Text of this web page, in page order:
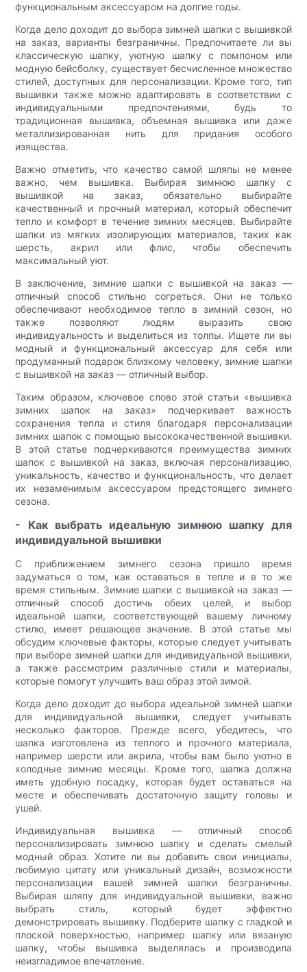
функциональным аксессуаром на долгие годы.
Когда дело доходит до выбора зимней шапки с вышивкой
на заказ, варианты безграничны. Предпочитаете ли вы
классическую шапку, уютную шапку с помпоном или
модную бейсболку, существует бесчисленное множество
стилей, доступных для персонализации. Кроме того, тип
вышивки также можно адаптировать в соответствии с
индивидуальными предпочтениями, будь то
традиционная вышивка, объемная вышивка или даже
металлизированная нить для придания особого
изящества.
Важно отметить, что качество самой шляпы не менее
важно, чем вышивка. Выбирая зимнюю шапку с
вышивкой на заказ, обязательно выбирайте
качественный и прочный материал, который обеспечит
тепло и комфорт в течение зимних месяцев. Выбирайте
шапки из мягких изолирующих материалов, таких как
шерсть, акрил или флис, чтобы обеспечить
максимальный уют.
В заключение, зимние шапки с вышивкой на заказ —
отличный способ стильно согреться. Они не только
обеспечивают необходимое тепло в зимний сезон, но
также позволяют людям выразить свою
индивидуальность и выделиться из толпы. Ищете ли вы
модный и функциональный аксессуар для себя или
продуманный подарок близкому человеку, зимние шапки
с вышивкой на заказ — отличный выбор.
Таким образом, ключевое слово этой статьи «вышивка
зимних шапок на заказ» подчеркивает важность
сохранения тепла и стиля благодаря персонализации
зимних шапок с помощью высококачественной вышивки.
В этой статье подчеркиваются преимущества зимних
шапок с вышивкой на заказ, включая персонализацию,
уникальность, качество и функциональность, что делает
их незаменимым аксессуаром предстоящего зимнего
сезона.
- Как выбрать идеальную зимнюю шапку для
индивидуальной вышивки
С приближением зимнего сезона пришло время
задуматься о том, как оставаться в тепле и в то же
время стильным. Зимние шапки с вышивкой на заказ —
отличный способ достичь обеих целей, и выбор
идеальной шапки, соответствующей вашему личному
стилю, имеет решающее значение. В этой статье мы
обсудим ключевые факторы, которые следует учитывать
при выборе зимней шапки для индивидуальной вышивки,
а также рассмотрим различные стили и материалы,
которые помогут улучшить ваш образ этой зимой.
Когда дело доходит до выбора идеальной зимней шапки
для индивидуальной вышивки, следует учитывать
несколько факторов. Прежде всего, убедитесь, что
шапка изготовлена ​​из теплого и прочного материала,
например шерсти или акрила, чтобы вам было уютно в
холодные зимние месяцы. Кроме того, шапка должна
иметь удобную посадку, которая будет оставаться на
месте и обеспечивать достаточную защиту головы и
ушей.
Индивидуальная вышивка — отличный способ
персонализировать зимнюю шапку и сделать смелый
модный образ. Хотите ли вы добавить свои инициалы,
любимую цитату или уникальный дизайн, возможности
персонализации вашей зимней шапки безграничны.
Выбирая шляпу для индивидуальной вышивки, важно
выбрать стиль, который будет эффектно
демонстрировать вышивку. Подберите шапку с гладкой и
плоской поверхностью, например шапку или вязаную
шапку, чтобы вышивка выделялась и производила
неизгладимое впечатление.